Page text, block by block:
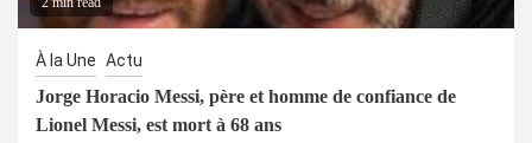
À la Une Actu
Jorge Horacio Messi, père et homme de confiance de
Lionel Messi, est mort à 68 ans